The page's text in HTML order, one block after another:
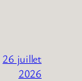
26 juillet
2026